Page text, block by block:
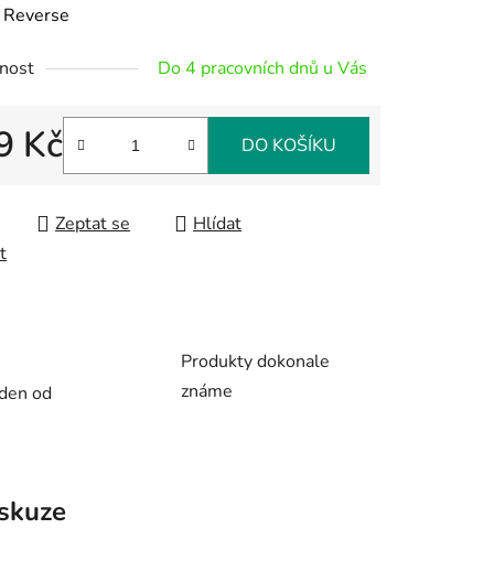
Reverse
Do 4 pracovních dnů u Vás
Kč DO KOŠÍKU
Zeptat se
Hlídat
od
Produkty dokonale
známe